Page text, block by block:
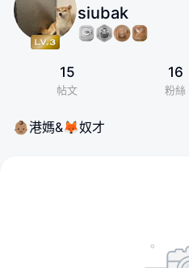
siubak
15
帖文
16
粉絲
👶🏽港媽&🦊奴才